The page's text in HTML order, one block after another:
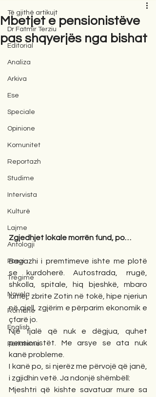
Të gjithë artikujt
Dr Fatmir Terziu
Editorial
Analiza
Arkiva
Ese
Speciale
Opinione
Komunitet
Reportazh
Studime
Intervista
Kulturë
Lajme
Antologji
Poezi
Tregime
Novela
Romane
English
Përkthime
Mbetjet e pensionistëve
pas shqyerjës nga bishat
Zgjedhjet lokale morrën fund, po…
Bagazhi i premtimeve ishte me plotë
se kurdoherë. Autostrada, rrugë,
shkolla, spitale, hiq bjeshkë, mbaro
lumej, zbrite Zotin në tokë, hipe njeriun
në qiell, zgjërim e përparim ekonomik e
çfarë jo.
Një fjalë që nuk e dëgjua, quhet
pensionistët. Me arsye se ata nuk
kanë probleme.
I kanë po, si njerëz me përvojë që janë,
i zgjidhin vetë. Ja ndonjë shëmbëll:
Mjeshtri që kishte savatuar mure sa